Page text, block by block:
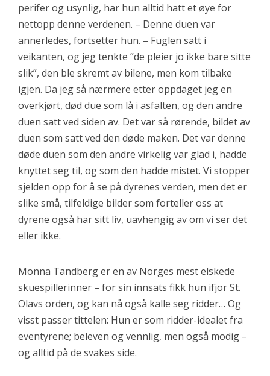
perifer og usynlig, har hun alltid hatt et øye for
nettopp denne verdenen. – Denne duen var
annerledes, fortsetter hun. – Fuglen satt i
veikanten, og jeg tenkte ”de pleier jo ikke bare sitte
slik”, den ble skremt av bilene, men kom tilbake
igjen. Da jeg så nærmere etter oppdaget jeg en
overkjørt, død due som lå i asfalten, og den andre
duen satt ved siden av. Det var så rørende, bildet av
duen som satt ved den døde maken. Det var denne
døde duen som den andre virkelig var glad i, hadde
knyttet seg til, og som den hadde mistet. Vi stopper
sjelden opp for å se på dyrenes verden, men det er
slike små, tilfeldige bilder som forteller oss at
dyrene også har sitt liv, uavhengig av om vi ser det
eller ikke.
Monna Tandberg er en av Norges mest elskede
skuespillerinner – for sin innsats fikk hun ifjor St.
Olavs orden, og kan nå også kalle seg ridder… Og
visst passer tittelen: Hun er som ridder-idealet fra
eventyrene; beleven og vennlig, men også modig –
og alltid på de svakes side.